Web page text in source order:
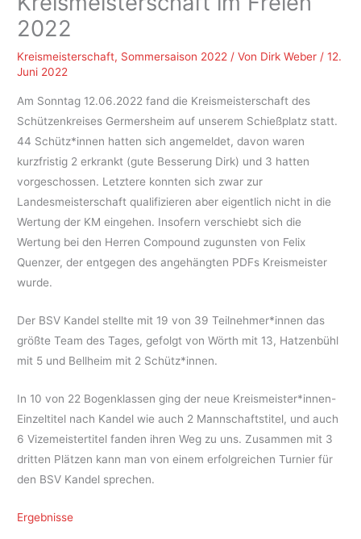
2022
Kreismeisterschaft, Sommersaison 2022 / Von Dirk Weber/12.
Juni 2022
Am Sonntag 12.06.2022 fand die Kreismeisterschaft des
Schützenkreises Germersheim auf unserem Schießplatz statt.
44 Schütz*innen hatten sich angemeldet, davon waren
kurzfristig 2 erkrankt (gute Besserung Dirk) und 3 hatten
vorgeschossen. Letztere konnten sich zwar zur
Landesmeisterschaft qualifizieren aber eigentlich nicht in die
Wertung der KM eingehen. Insofern verschiebt sich die
Wertung bei den Herren Compound zugunsten von Felix
Quenzer, der entgegen des angehängten PDFs Kreismeister
wurde.
Der BSV Kandel stellte mit 19 von 39 Teilnehmer*innen das
größte Team des Tages, gefolgt von Wörth mit 13, Hatzenbühl
mit 5 und Bellheim mit 2 Schütz*innen.
In 10 von 22 Bogenklassen ging der neue Kreismeister*innen-
Einzeltitel nach Kandel wie auch 2 Mannschaftstitel, und auch
6 Vizemeistertitel fanden ihren Weg zu uns. Zusammen mit 3
dritten Plätzen kann man von einem erfolgreichen Turnier für
den BSV Kandel sprechen.
Ergebnisse